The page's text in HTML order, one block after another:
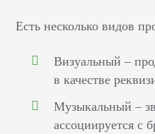
Есть несколько видов
Визуальный –
в качестве
Музыкальный –
ассоциируется с